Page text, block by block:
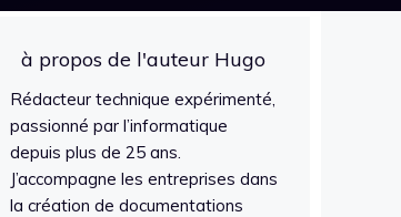
à propos de l'auteur Hugo
Rédacteur technique expérimenté,
passionné par l’informatique
depuis plus de 25 ans.
J’accompagne les entreprises dans
la création de documentations